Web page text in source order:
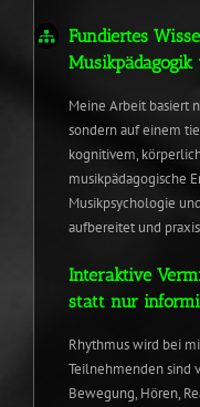
Fundiertes
Meine Arbeit basiert
sondern auf einem
kognitivem,
musikpädagogische
Musikpsychologie
aufbereitet und
Interaktive
statt nur
Rhythmus wird bei
Teilnehmenden sind
Bewegung, Hören,